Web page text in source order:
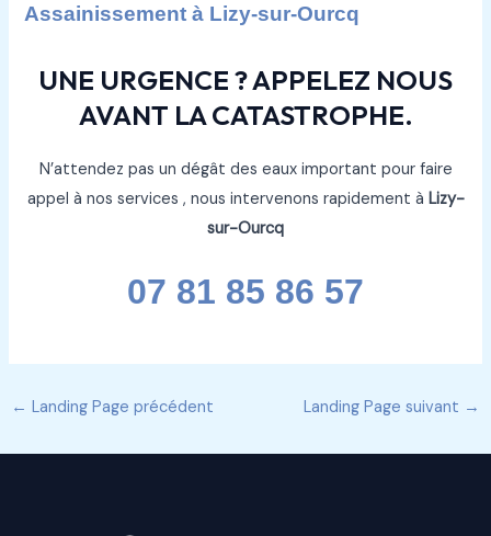
Assainissement à Lizy-sur-Ourcq
UNE URGENCE ? APPELEZ NOUS
AVANT LA CATASTROPHE.
N’attendez pas un dégât des eaux important pour faire
appel à nos services , nous intervenons rapidement à Lizy-
sur-Ourcq
07 81 85 86 57
← Landing Page précédent Landing Page suivant →